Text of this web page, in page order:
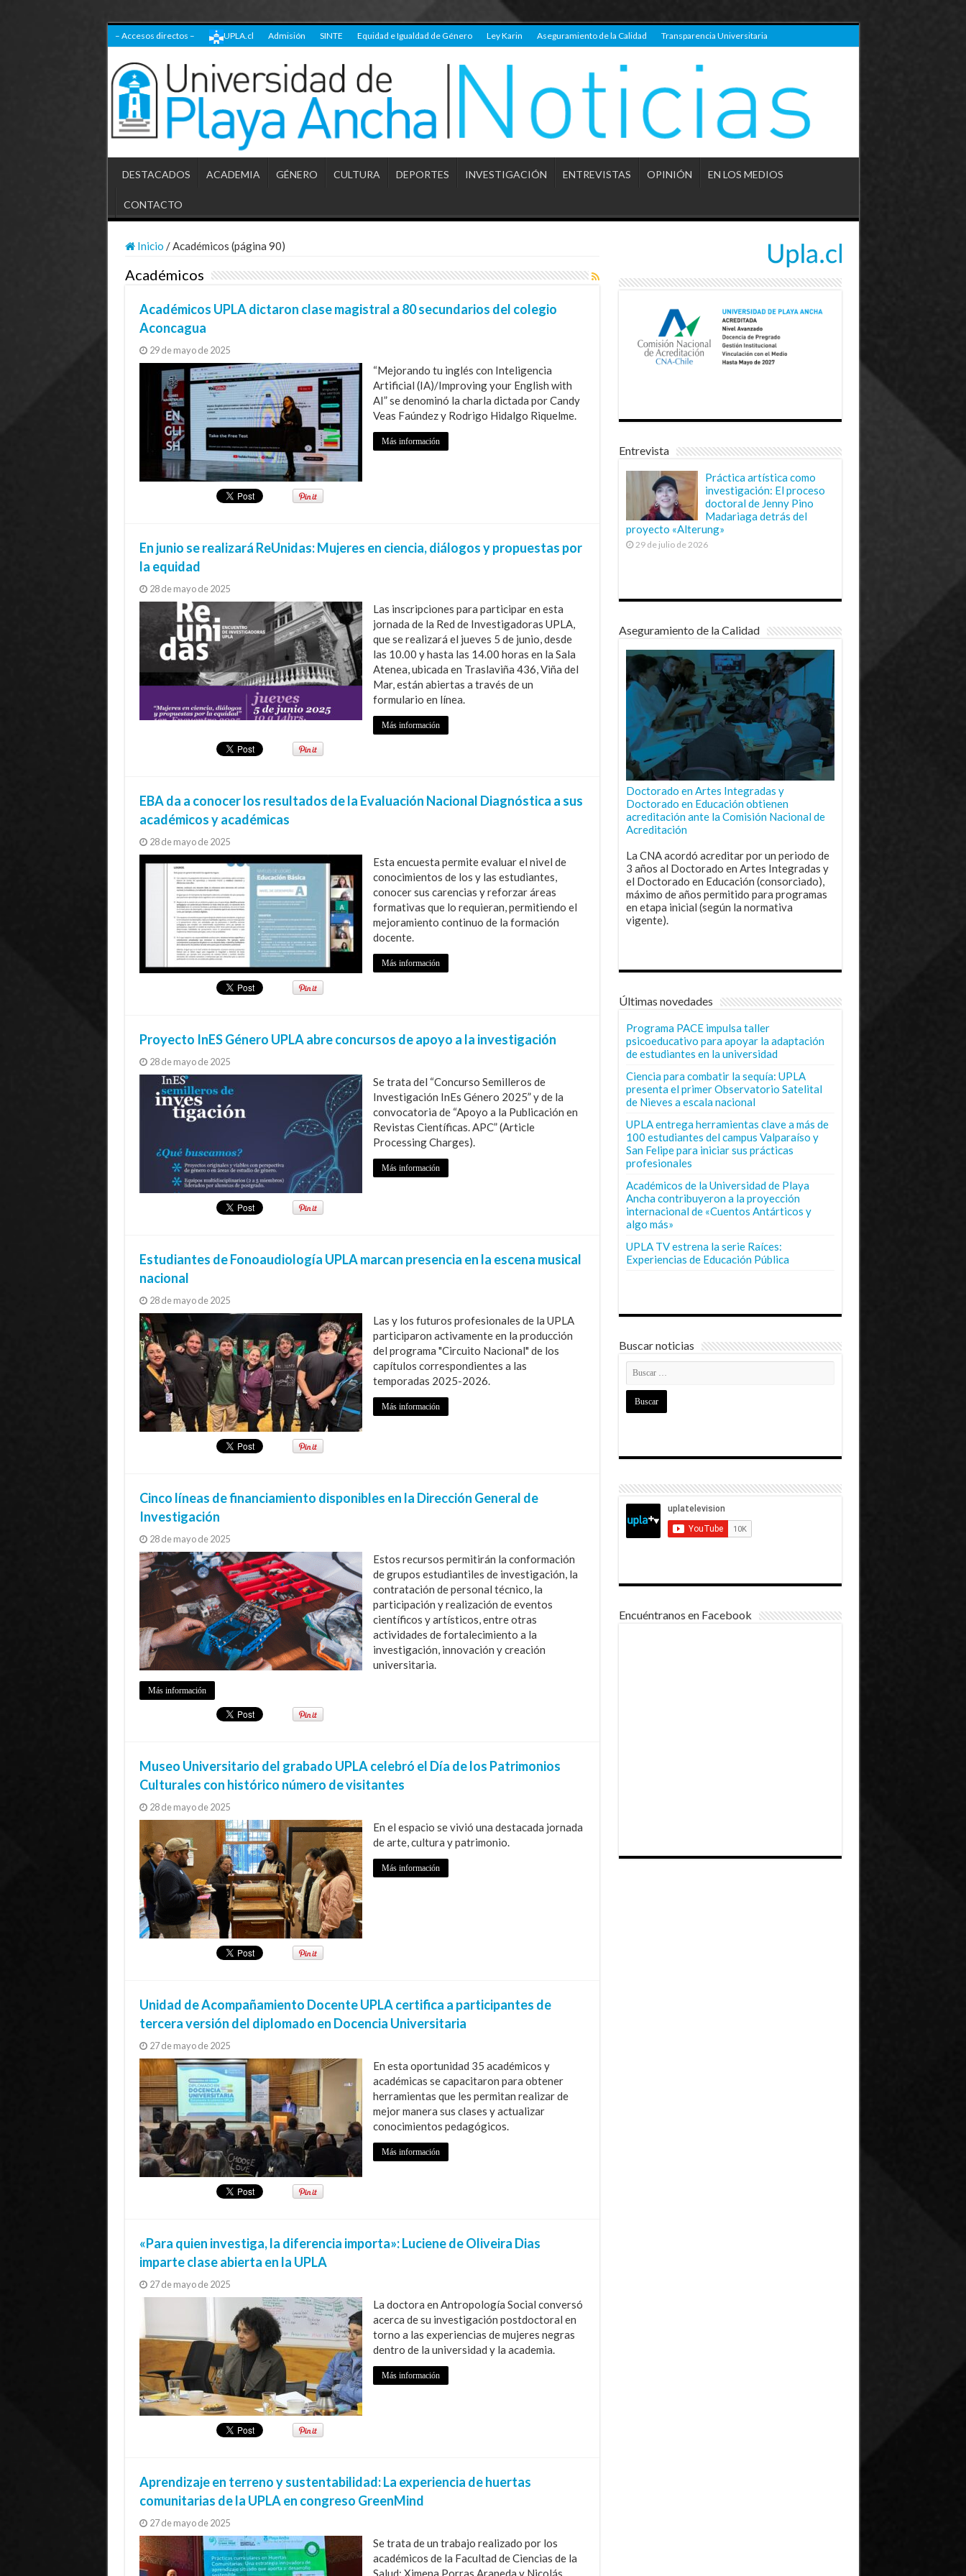
– Accesos directos – UPLA.cl Admisión SINTE Equidad e Igualdad de Género Ley Karin Aseguramiento de la Calidad Transparencia Universitaria
DESTACADOS ACADEMIA GÉNERO CULTURA DEPORTES INVESTIGACIÓN ENTREVISTAS OPINIÓN EN LOS MEDIOS
CONTACTO
Inicio / Académicos (página 90)
Académicos
Académicos UPLA dictaron clase magistral a 80 secundarios del colegio
Aconcagua
29 de mayo de 2025
“Mejorando tu inglés con Inteligencia
Artificial (IA)/Improving your English with
AI” se denominó la charla dictada por Candy
Veas Faúndez y Rodrigo Hidalgo Riquelme.
Más información
En junio se realizará ReUnidas: Mujeres en ciencia, diálogos y propuestas por
la equidad
28 de mayo de 2025
Las inscripciones para participar en esta
jornada de la Red de Investigadoras UPLA,
que se realizará el jueves 5 de junio, desde
las 10.00 y hasta las 14.00 horas en la Sala
Atenea, ubicada en Traslaviña 436, Viña del
Mar, están abiertas a través de un
formulario en línea.
Más información
EBA da a conocer los resultados de la Evaluación Nacional Diagnóstica a sus
académicos y académicas
28 de mayo de 2025
Esta encuesta permite evaluar el nivel de
conocimientos de los y las estudiantes,
conocer sus carencias y reforzar áreas
formativas que lo requieran, permitiendo el
mejoramiento continuo de la formación
docente.
Más información
Proyecto InES Género UPLA abre concursos de apoyo a la investigación
28 de mayo de 2025
Se trata del “Concurso Semilleros de
Investigación InEs Género 2025” y de la
convocatoria de “Apoyo a la Publicación en
Revistas Científicas. APC” (Article
Processing Charges).
Más información
Estudiantes de Fonoaudiología UPLA marcan presencia en la escena musical
nacional
28 de mayo de 2025
Las y los futuros profesionales de la UPLA
participaron activamente en la producción
del programa "Circuito Nacional" de los
capítulos correspondientes a las
temporadas 2025-2026.
Más información
Cinco líneas de financiamiento disponibles en la Dirección General de
Investigación
28 de mayo de 2025
Estos recursos permitirán la conformación
de grupos estudiantiles de investigación, la
contratación de personal técnico, la
participación y realización de eventos
científicos y artísticos, entre otras
actividades de fortalecimiento a la
investigación, innovación y creación
universitaria.
Más información
Museo Universitario del grabado UPLA celebró el Día de los Patrimonios
Culturales con histórico número de visitantes
28 de mayo de 2025
En el espacio se vivió una destacada jornada
de arte, cultura y patrimonio.
Más información
Unidad de Acompañamiento Docente UPLA certifica a participantes de
tercera versión del diplomado en Docencia Universitaria
27 de mayo de 2025
En esta oportunidad 35 académicos y
académicas se capacitaron para obtener
herramientas que les permitan realizar de
mejor manera sus clases y actualizar
conocimientos pedagógicos.
Más información
«Para quien investiga, la diferencia importa»: Luciene de Oliveira Dias
imparte clase abierta en la UPLA
27 de mayo de 2025
La doctora en Antropología Social conversó
acerca de su investigación postdoctoral en
torno a las experiencias de mujeres negras
dentro de la universidad y la academia.
Más información
Aprendizaje en terreno y sustentabilidad: La experiencia de huertas
comunitarias de la UPLA en congreso GreenMind
27 de mayo de 2025
Se trata de un trabajo realizado por los
académicos de la Facultad de Ciencias de la
Salud: Ximena Porras Araneda y Nicolás
Entrevista
Práctica artística como
investigación: El proceso
doctoral de Jenny Pino
Madariaga detrás del
proyecto «Alterung»
29 de julio de 2026
Aseguramiento de la Calidad
Doctorado en Artes Integradas y
Doctorado en Educación obtienen
acreditación ante la Comisión Nacional de
Acreditación
La CNA acordó acreditar por un periodo de
3 años al Doctorado en Artes Integradas y
el Doctorado en Educación (consorciado),
máximo de años permitido para programas
en etapa inicial (según la normativa
vigente).
Últimas novedades
Programa PACE impulsa taller
psicoeducativo para apoyar la adaptación
de estudiantes en la universidad
Ciencia para combatir la sequía: UPLA
presenta el primer Observatorio Satelital
de Nieves a escala nacional
UPLA entrega herramientas clave a más de
100 estudiantes del campus Valparaíso y
San Felipe para iniciar sus prácticas
profesionales
Académicos de la Universidad de Playa
Ancha contribuyeron a la proyección
internacional de «Cuentos Antárticos y
algo más»
UPLA TV estrena la serie Raíces:
Experiencias de Educación Pública
Buscar noticias
Encuéntranos en Facebook